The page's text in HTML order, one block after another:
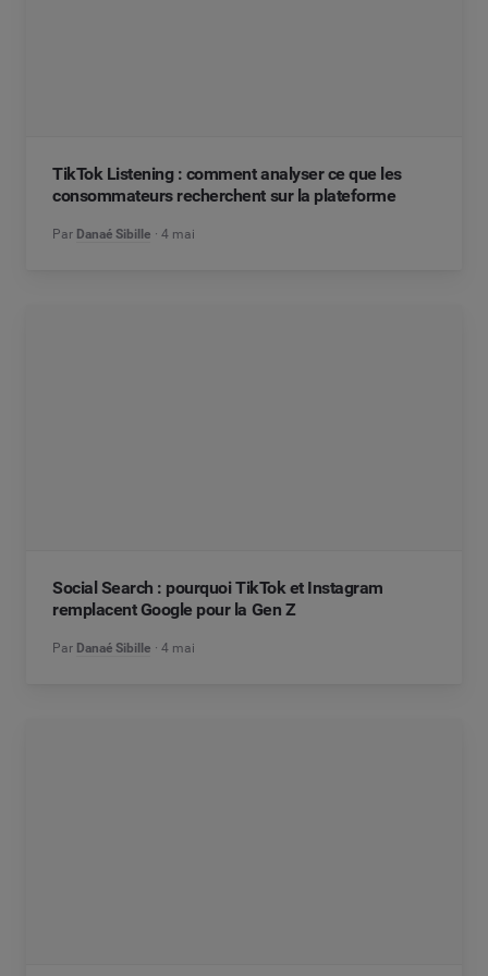
TikTok Listening : comment analyser ce que les
consommateurs recherchent sur la plateforme
Par Danaé Sibille 4 mai
Social Search : pourquoi TikTok et Instagram
remplacent Google pour la Gen Z
Par Danaé Sibille 4 mai